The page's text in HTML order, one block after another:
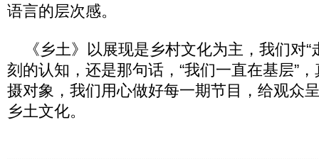
语言的层次感。
《乡土》以展现是乡村文化为主，我们对“
刻的认知，还是那句话，“我们一直在基层”
摄对象，我们用心做好每一期节目，给观众
乡土文化。